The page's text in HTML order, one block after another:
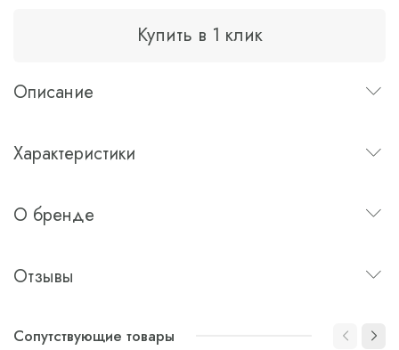
Купить в 1 клик
Описание
Характеристики
О бренде
Отзывы
Сопутствующие товары